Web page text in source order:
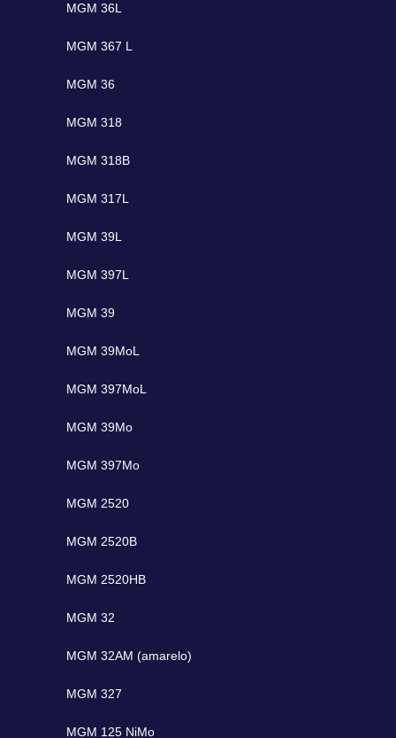
MGM 36L
MGM 367 L
MGM 36
MGM 318
MGM 318B
MGM 317L
MGM 39L
MGM 397L
MGM 39
MGM 39MoL
MGM 397MoL
MGM 39Mo
MGM 397Mo
MGM 2520
MGM 2520B
MGM 2520HB
MGM 32
MGM 32AM (amarelo)
MGM 327
MGM 125 NiMo